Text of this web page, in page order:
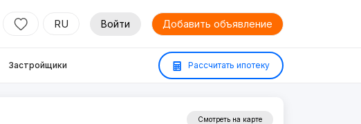
RU Войти Добавить объявление
Застройщики Рассчитать ипотеку
Смотреть на карте